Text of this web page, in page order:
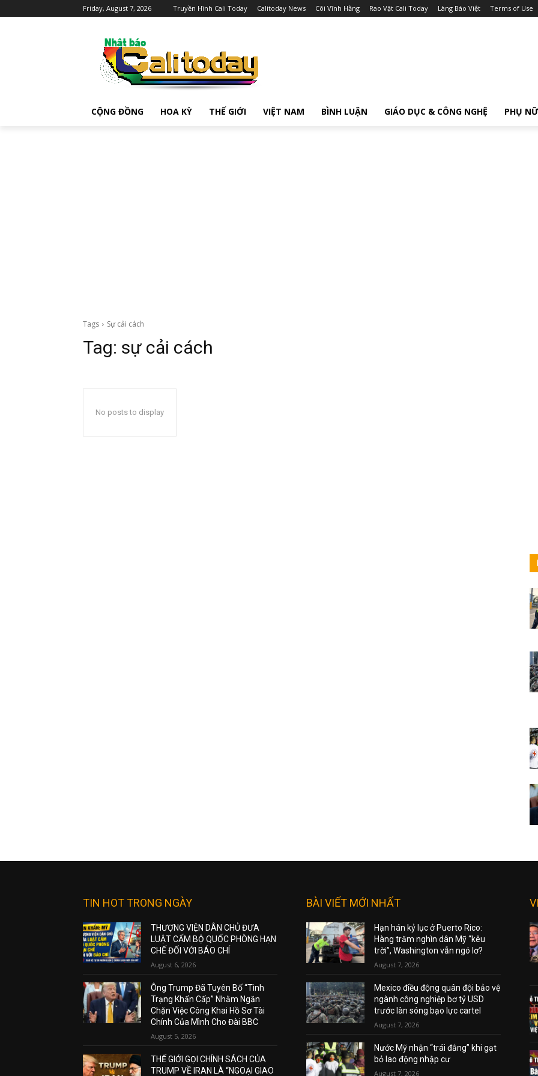
Friday, August 7, 2026 Truyền Hình Cali Today Calitoday News Cõi Vĩnh Hằng Rao Vặt Cali Today Làng Báo Việt Terms of Use
CỘNG ĐỒNG HOA KỲ THẾ GIỚI VIỆT NAM BÌNH LUẬN GIÁO DỤC & CÔNG NGHỆ PHỤ NỮ
Tags Sự cải cách
Tag: sự cải cách
No posts to display
TIN HOT TRONG NGÀY
THƯỢNG VIỆN DÂN CHỦ ĐƯA
LUẬT CẤM BỘ QUỐC PHÒNG HẠN
CHẾ ĐỐI VỚI BÁO CHÍ
August 6, 2026
Ông Trump Đã Tuyên Bố “Tình
Trạng Khẩn Cấp” Nhằm Ngăn
Chặn Việc Công Khai Hồ Sơ Tài
Chính Của Mình Cho Đài BBC
August 5, 2026
THẾ GIỚI GỌI CHÍNH SÁCH CỦA
TRUMP VỀ IRAN LÀ “NGOẠI GIAO
BÀI VIẾT MỚI NHẤT
Hạn hán kỷ lục ở Puerto Rico:
Hàng trăm nghìn dân Mỹ “kêu
trời”, Washington vẫn ngó lơ?
August 7, 2026
Mexico điều động quân đội bảo vệ
ngành công nghiệp bơ tỷ USD
trước làn sóng bạo lực cartel
August 7, 2026
Nước Mỹ nhận “trái đắng” khi gạt
bỏ lao động nhập cư
August 7, 2026